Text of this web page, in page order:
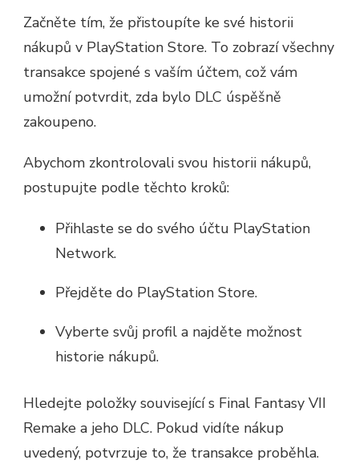
Začněte tím, že přistoupíte ke své historii
nákupů v PlayStation Store. To zobrazí všechny
transakce spojené s vaším účtem, což vám
umožní potvrdit, zda bylo DLC úspěšně
zakoupeno.
Abychom zkontrolovali svou historii nákupů,
postupujte podle těchto kroků:
Přihlaste se do svého účtu PlayStation
Network.
Přejděte do PlayStation Store.
Vyberte svůj profil a najděte možnost
historie nákupů.
Hledejte položky související s Final Fantasy VII
Remake a jeho DLC. Pokud vidíte nákup
uvedený, potvrzuje to, že transakce proběhla.